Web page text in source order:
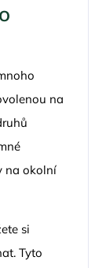
na
na okolní
si
Tyto